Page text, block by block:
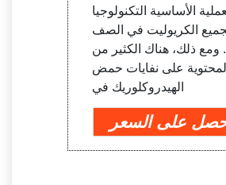
الأساسية التكنولوجيا
الكريوليت في الصف
ومع ذلك، هناك الكثير من
المحتوية على نفايات حمض
الهيدروكلوريك في
على السعر